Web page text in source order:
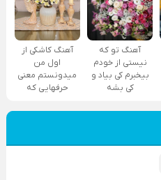
آهنگ تو که
نیستی از خودم
بیخبرم کی بیاد و
کی بشه
آهنگ کاشکی از
اول من
میدونستم معنی
حرفهایی که